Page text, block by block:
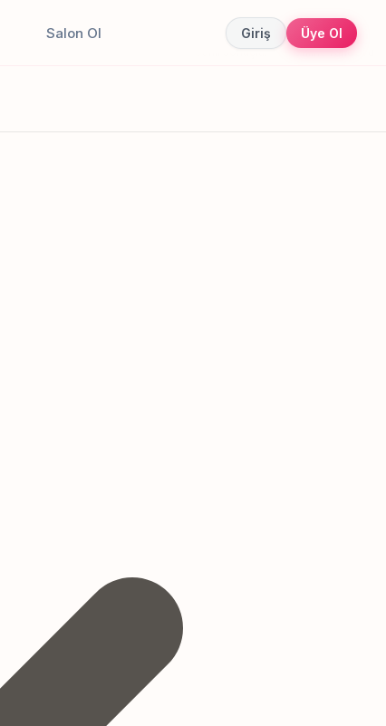
Salon Ol Giriş Üye Ol
Canlı sonuçlar Online randevu